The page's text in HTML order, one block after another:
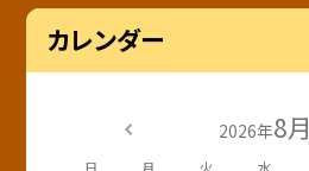
カレンダー
2026年8月
日 月 火 水